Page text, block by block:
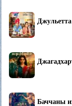
Баччаны